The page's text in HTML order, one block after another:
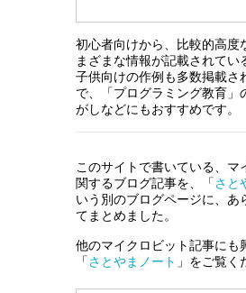
初心者向けから、比較的高度
まざまな情報が記載されてい
子供向けの作例も多数掲載さ
で、「プログラミング教育」
がしなどにもおすすめです。
このサイトで書いている、マ
関するブログ記事を、「さと
いう別のブログページに、あ
てまとめました。
他のマイクロビット記事にも
「さとやまノート 」をご覧く